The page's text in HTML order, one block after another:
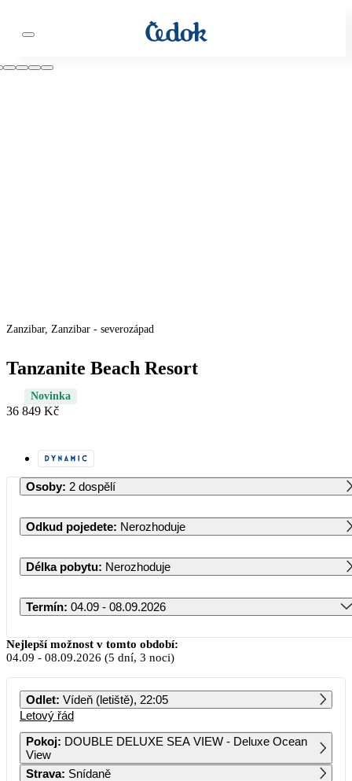
Zanzibar, Zanzibar - severozápad
Tanzanite Beach Resort
Novinka
36 849 Kč
Osoby: 2 dospělí
Odkud pojedete: Nerozhoduje
Délka pobytu: Nerozhoduje
Termín: 04.09 - 08.09.2026
Září 2026
PO ÚT ST ČT PÁ SO NE
46 449 56 489 36 849
7
47 169
8 9 10 11 12 13
Nejlepší možnost v tomto období:
04.09 - 08.09.2026 (5 dní, 3 noci)
Odlet: Vídeň (letiště), 22:05
Letový řád
Pokoj: DOUBLE DELUXE SEA VIEW - Deluxe Ocean
View
Strava: Snídaně